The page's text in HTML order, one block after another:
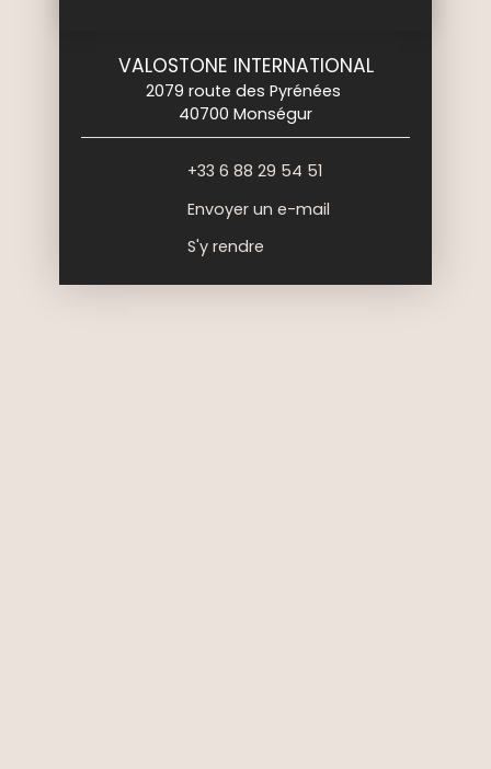
VALOSTONE INTERNATIONAL
2079 route des Pyrénées
40700 Monségur
+33 6 88 29 54 51
Envoyer un e-mail
S'y rendre